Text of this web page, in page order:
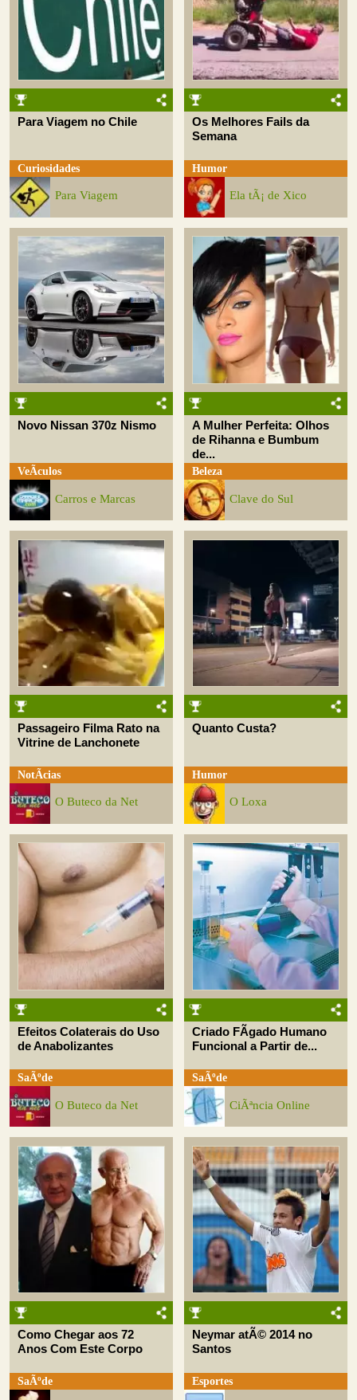
Para Viagem no Chile
Curiosidades
Para Viagem
Os Melhores Fails da
Semana
Humor
Ela tÃ¡ de Xico
Novo Nissan 370z Nismo
VeÃ­culos
Carros e Marcas
A Mulher Perfeita: Olhos
de Rihanna e Bumbum
de...
Beleza
Clave do Sul
Passageiro Filma Rato na
Vitrine de Lanchonete
NotÃ­cias
O Buteco da Net
Quanto Custa?
Humor
O Loxa
Efeitos Colaterais do Uso
de Anabolizantes
SaÃºde
O Buteco da Net
Criado FÃ­gado Humano
Funcional a Partir de...
SaÃºde
CiÃªncia Online
Como Chegar aos 72
Anos Com Este Corpo
SaÃºde
Neymar atÃ© 2014 no
Santos
Esportes